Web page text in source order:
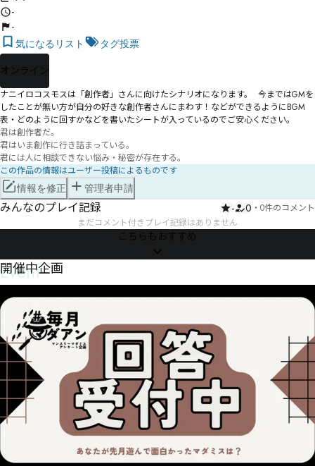
-
-
気になるリスト タグ投票
オンライン
ナニイロコスモスは「創作者」さんに向けたシナリオになります。  今まではGMを
したことが無い方が自分の好きな創作者さんにまわす！などができるようにBGM
表・どのように回すかなどを書いたシートが入っているのでご安心ください。
君は創作者だ。
君はいま創作に行き詰まっている。
君には人に相談できない悩み・秘密が存在する。
この作品の情報はユーザー投稿によるものです
情報を修正 管理者申請
みんなのプレイ記録 - 0 ・ 0件のコメント
まだコメント付きプレイ記録はありません
こちらもおすすめ
Event
開催中企画